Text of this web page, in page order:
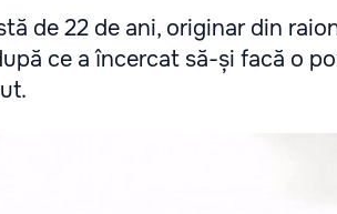
de 22 de ani, originar din
ce a încercat să-și facă o